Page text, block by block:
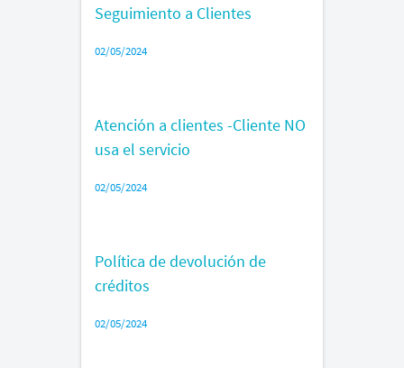
Seguimiento a Clientes
02/05/2024
Atención a clientes -Cliente NO
usa el servicio
02/05/2024
Política de devolución de
créditos
02/05/2024